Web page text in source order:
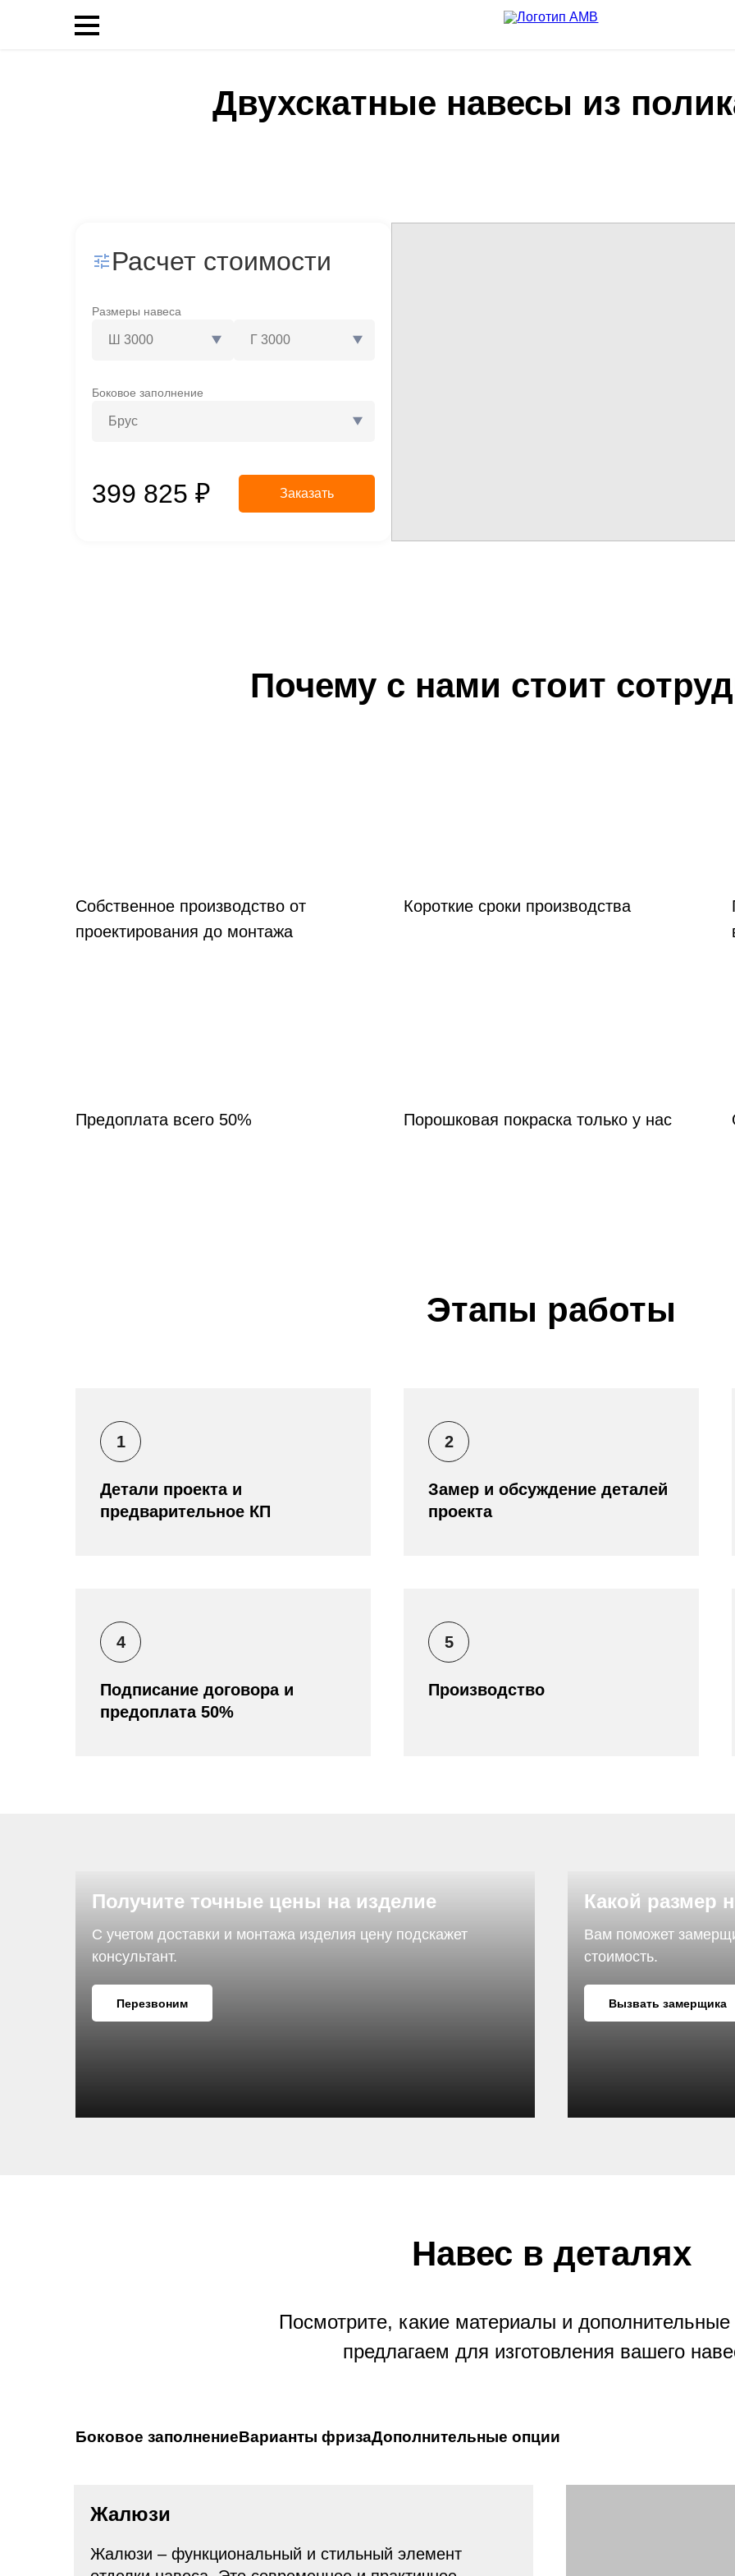
Двухскатные навесы из
Расчет стоимости
Размеры навеса
Ш 3000 Г 3000
Боковое заполнение
Брус
399 825 ₽ Заказать
Почему с нами стоит
Собственное производство от
проектирования до монтажа
Короткие сроки производства
Предоплата всего 50% Порошковая покраска только у нас
Этапы работы
1
Детали проекта и
предварительное КП
2
Замер и обсуждение деталей
проекта
4
Подписание договора и
предоплата 50%
5
Производство
Получите точные цены на изделие
С учетом доставки и монтажа изделия цену подскажет
консультант.
Перезвоним
Какой размер
Вам поможет
стоимость.
Вызвать замерщика
Навес в деталях
Посмотрите, какие материалы и
предлагаем для изготовления вашего
Боковое заполнениеВарианты фризаДополнительные опции
Жалюзи
Жалюзи – функциональный и стильный элемент
с использованием бруса или
опционно могут входить